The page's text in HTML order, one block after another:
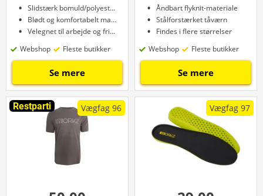
Slidstærk bomuld/polyesterblanding
Blødt og komfortabelt materiale
Velegnet til arbejde og fritid
Webshop
Fleste butikker
Se mere
Åndbart flyknit-materiale
Stålforstærket tåværn
Findes i flere størrelser
Webshop
Fleste butikker
Se mere
Restparti Vægfag 96 Vægfag 97